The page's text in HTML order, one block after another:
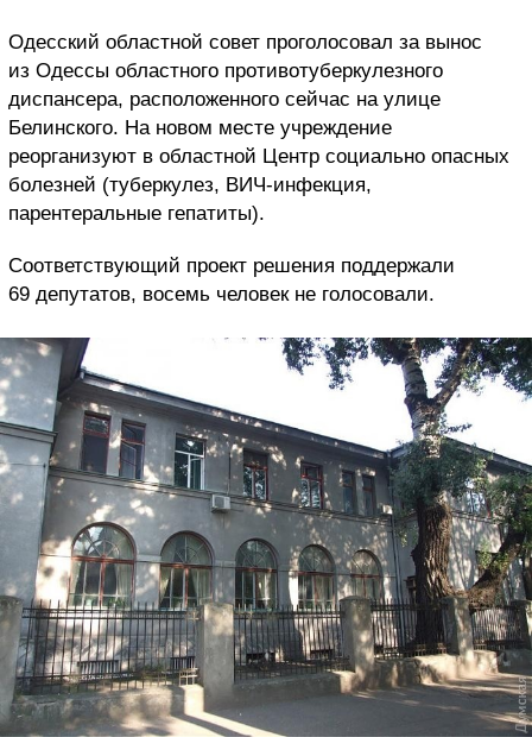
Одесский областной совет проголосовал за вынос
из Одессы областного противотуберкулезного
диспансера, расположенного сейчас на улице
Белинского. На новом месте учреждение
реорганизуют в областной Центр социально опасных
болезней (туберкулез, ВИЧ-инфекция,
парентеральные гепатиты).
Соответствующий проект решения поддержали
69 депутатов, восемь человек не голосовали.